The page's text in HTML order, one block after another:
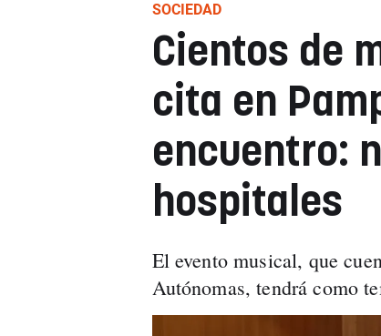
SOCIEDAD
Cientos de
cita en
encuentro:
hospitales
El evento musical, que
Autónomas, tendrá como